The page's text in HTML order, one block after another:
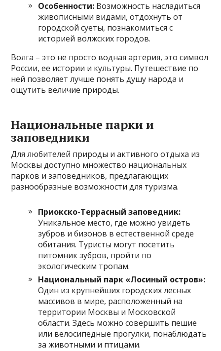
Особенности: Возможность насладиться
живописными видами, отдохнуть от
городской суеты, познакомиться с
историей волжских городов.
Волга – это не просто водная артерия, это символ
России, ее истории и культуры. Путешествие по
ней позволяет лучше понять душу народа и
ощутить величие природы.
Национальные парки и
заповедники
Для любителей природы и активного отдыха из
Москвы доступно множество национальных
парков и заповедников, предлагающих
разнообразные возможности для туризма.
Приокско-Террасный заповедник:
Уникальное место, где можно увидеть
зубров и бизонов в естественной среде
обитания. Туристы могут посетить
питомник зубров, пройти по
экологическим тропам.
Национальный парк «Лосиный остров»:
Один из крупнейших городских лесных
массивов в мире, расположенный на
территории Москвы и Московской
области. Здесь можно совершить пешие
или велосипедные прогулки, понаблюдать
за животными и птицами.